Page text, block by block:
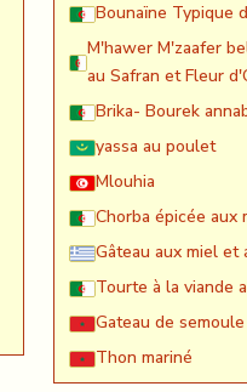
Bounaïne Typique
M'hawer M'zaafer
au Safran et Fleur
Brika- Bourek
yassa au poulet
Mlouhia
Chorba épicée aux
Gâteau aux miel
Tourte à la viande
Gateau de
Thon mariné